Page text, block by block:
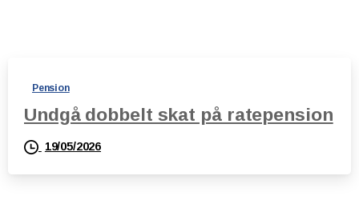
Pension
Undgå dobbelt skat på ratepension
19/05/2026